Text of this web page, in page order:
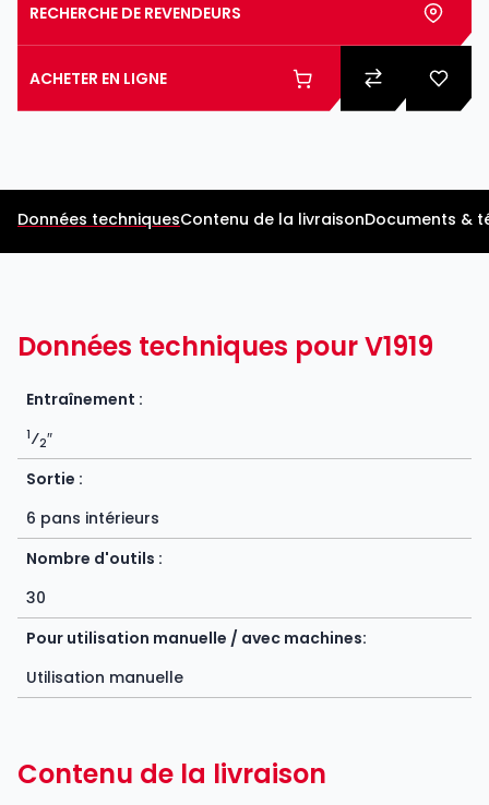
RECHERCHE DE REVENDEURS
ACHETER EN LIGNE
Données techniquesContenu de la livraisonDocuments &
Données techniques pour V1919
Entraînement :
1⁄2″
Sortie :
6 pans intérieurs
Nombre d'outils :
30
Pour utilisation manuelle / avec machines:
Utilisation manuelle
Contenu de la livraison